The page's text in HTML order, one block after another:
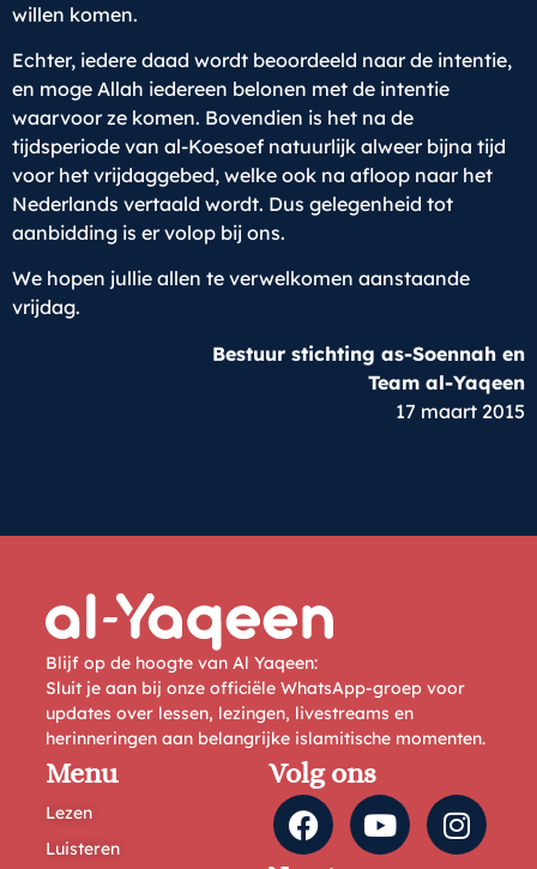
willen komen.
Echter, iedere daad wordt beoordeeld naar de intentie,
en moge Allah iedereen belonen met de intentie
waarvoor ze komen. Bovendien is het na de
tijdsperiode van al-Koesoef natuurlijk alweer bijna tijd
voor het vrijdaggebed, welke ook na afloop naar het
Nederlands vertaald wordt. Dus gelegenheid tot
aanbidding is er volop bij ons.
We hopen jullie allen te verwelkomen aanstaande
vrijdag.
Bestuur stichting as-Soennah en
Team al-Yaqeen
17 maart 2015
Blijf op de hoogte van Al Yaqeen:
Sluit je aan bij onze officiële WhatsApp-groep voor
updates over lessen, lezingen, livestreams en
herinneringen aan belangrijke islamitische momenten.
Menu
Lezen
Luisteren
Volg ons